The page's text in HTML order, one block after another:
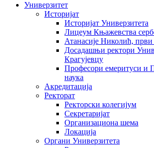
Универзитет
Историјат
Историјат Универзитета
Лицеум Књажевства
Атанасије Николић, први
Досадашњи ректори
Крагујевцу
Професори емеритуси и
наука
Акредитација
Ректорат
Ректорски колегијум
Секретаријат
Организациона шема
Локација
Органи Универзитета